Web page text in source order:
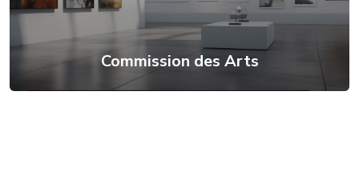
Commission des Arts